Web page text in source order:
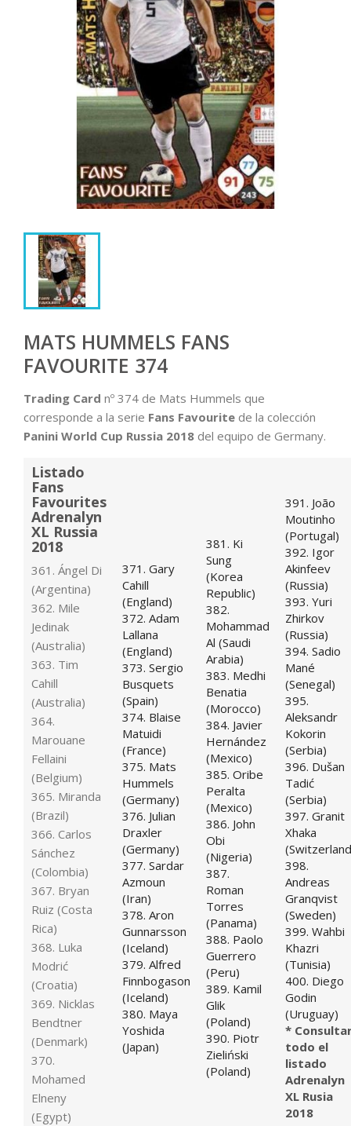
MATS HUMMELS FANS
FAVOURITE 374
Trading Card nº 374 de Mats Hummels que
corresponde a la serie Fans Favourite de la colección
Panini World Cup Russia 2018 del equipo de Germany.
Listado
Fans
Favourites
Adrenalyn
XL Russia
2018
361. Ángel Di
(Argentina)
362. Mile
Jedinak
(Australia)
363. Tim
Cahill
(Australia)
364.
Marouane
Fellaini
(Belgium)
365. Miranda
(Brazil)
366. Carlos
Sánchez
(Colombia)
367. Bryan
Ruiz (Costa
Rica)
368. Luka
Modrić
(Croatia)
369. Nicklas
Bendtner
(Denmark)
370.
Mohamed
Elneny
(Egypt)
371. Gary
Cahill
(England)
372. Adam
Lallana
(England)
373. Sergio
Busquets
(Spain)
374. Blaise
Matuidi
(France)
375. Mats
Hummels
(Germany)
376. Julian
Draxler
(Germany)
377. Sardar
Azmoun
(Iran)
378. Aron
Gunnarsson
(Iceland)
379. Alfred
Finnbogason
(Iceland)
380. Maya
Yoshida
(Japan)
381. Ki
Sung
(Korea
Republic)
382.
Mohammad
Al (Saudi
Arabia)
383. Medhi
Benatia
(Morocco)
384. Javier
Hernández
(Mexico)
385. Oribe
Peralta
(Mexico)
386. John
Obi
(Nigeria)
387.
Roman
Torres
(Panama)
388. Paolo
Guerrero
(Peru)
389. Kamil
Glik
(Poland)
390. Piotr
Zieliński
(Poland)
391. João
Moutinho
(Portugal)
392. Igor
Akinfeev
(Russia)
393. Yuri
Zhirkov
(Russia)
394. Sadio
Mané
(Senegal)
395.
Aleksandr
Kokorin
(Serbia)
396. Dušan
Tadić
(Serbia)
397. Granit
Xhaka
398.
Andreas
Granqvist
(Sweden)
399. Wahbi
Khazri
(Tunisia)
400. Diego
Godin
(Uruguay)
*
todo el
listado
Adrenalyn
XL Rusia
2018